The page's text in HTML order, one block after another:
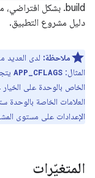
build. بشكل افتراضي، موجودة في
دليل مشروع التطبيق.
ملاحظة: لدى العديد
المثال: APP_CFLAGS
الخاص بالوحدة على
العلامات الخاصة
الإعدادات على مستوى
المتغيّرات